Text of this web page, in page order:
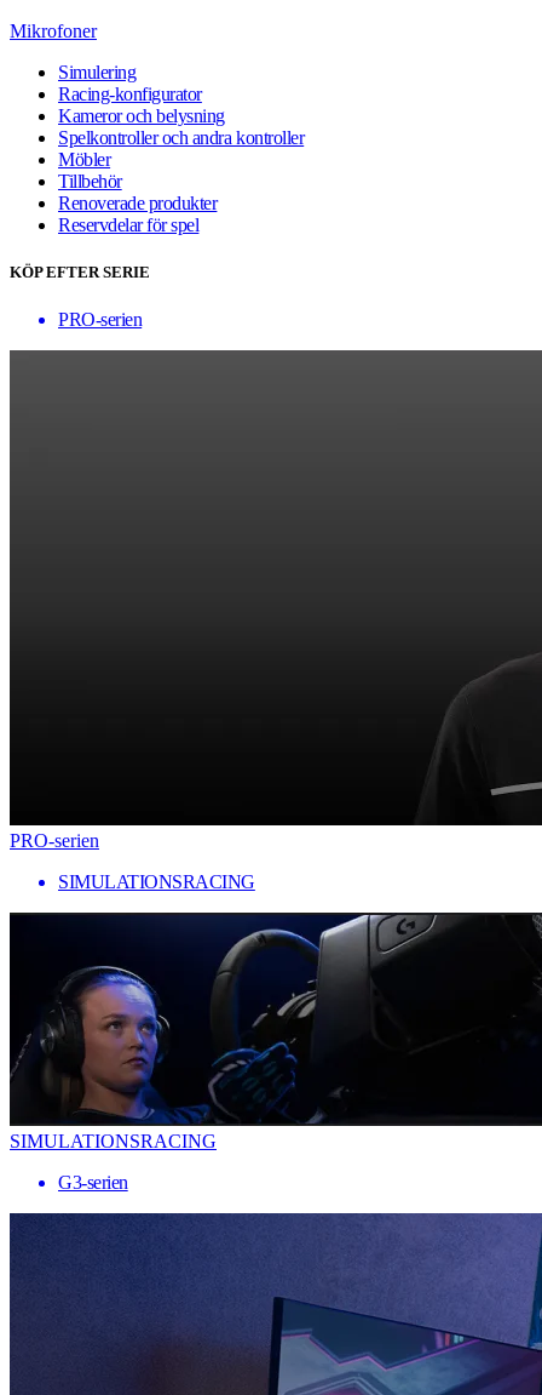
Mikrofoner
Simulering
Racing-konfigurator
Kameror och belysning
Spelkontroller och andra kontroller
Möbler
Tillbehör
Renoverade produkter
Reservdelar för spel
KÖP EFTER SERIE
PRO-serien
PRO-serien
SIMULATIONSRACING
SIMULATIONSRACING
G3-serien